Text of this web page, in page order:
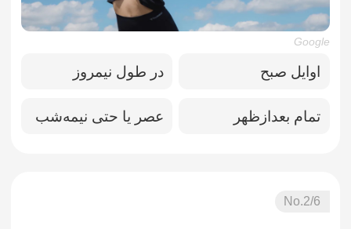
Google
اوایل صبح در طول نیمروز
تمام بعدازظهر عصر یا حتی نیمه‌شب
No.2/6